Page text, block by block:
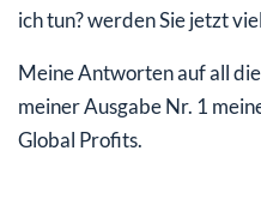
ich tun? werden Sie jetzt
Meine Antworten auf all
meiner Ausgabe Nr. 1
Global Profits.